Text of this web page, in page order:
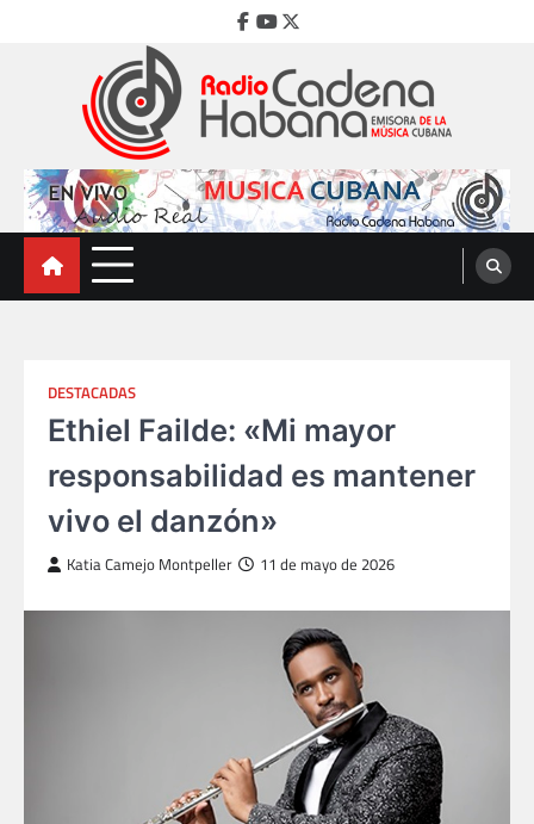
Facebook
Youtube
Twitter
Radio Cadena Habana
Emisora de la Música Cubana
DESTACADAS
Ethiel Failde: «Mi mayor
responsabilidad es mantener
vivo el danzón»
Katia Camejo Montpeller 11 de mayo de 2026